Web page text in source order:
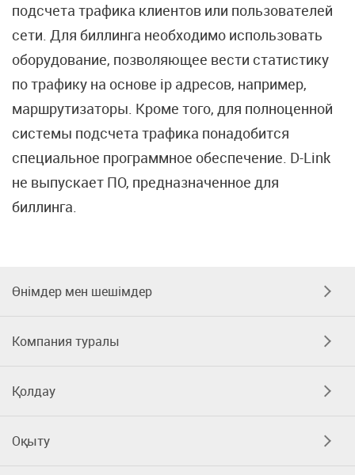
подсчета трафика клиентов или пользователей
сети. Для биллинга необходимо использовать
оборудование, позволяющее вести статистику
по трафику на основе ip адресов, например,
маршрутизаторы. Кроме того, для полноценной
системы подсчета трафика понадобится
специальное программное обеспечение. D-Link
не выпускает ПО, предназначенное для
биллинга.
Өнімдер мен шешімдер
Компания туралы
Қолдау
Оқыту